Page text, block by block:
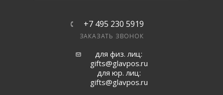
+7 495 230 5919
ЗАКАЗАТЬ ЗВОНОК
для физ. лиц:
gifts@glavpos.ru
для юр. лиц:
gifts@glavpos.ru